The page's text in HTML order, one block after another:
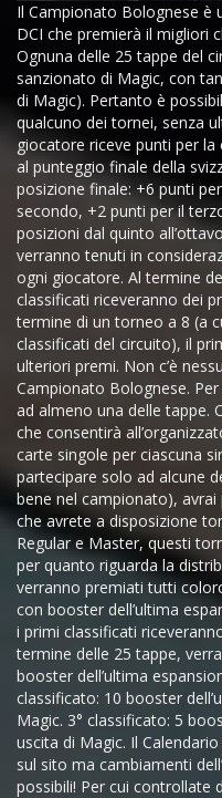
Il Campionato Bolognese è
DCI che premierà il migliori
Ognuna delle 25 tappe del
sanzionato di Magic, con
di Magic). Pertanto è
qualcuno dei tornei, senza
giocatore riceve punti per
al punteggio finale della
posizione finale: +6 punti
secondo, +2 punti per il
posizioni dal quinto
verranno tenuti in
ogni giocatore. Al termine
classificati riceveranno dei
termine di un torneo a 8 (a
classificati del circuito), il
ulteriori premi. Non c’è
Campionato Bolognese.
ad almeno una delle tappe.
che consentirà
carte singole per ciascuna
partecipare solo ad alcune
bene nel campionato),
che avrete a disposizione
Regular e Master, questi
per quanto riguarda la
verranno premiati tutti
con booster dell’ultima
i primi classificati
termine delle 25 tappe,
booster dell’ultima
classificato: 10 booster
Magic. 3° classificato: 5
uscita di Magic. Il
sul sito ma cambiamenti
possibili! Per cui controllate